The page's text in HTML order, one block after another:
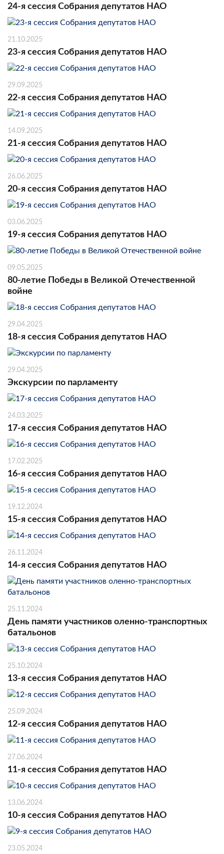
24-я сессия Собрания депутатов НАО
21.10.2025
23-я сессия Собрания депутатов НАО
29.09.2025
22-я сессия Собрания депутатов НАО
14.09.2025
21-я сессия Собрания депутатов НАО
26.06.2025
20-я сессия Собрания депутатов НАО
03.06.2025
19-я сессия Собрания депутатов НАО
09.05.2025
80-летие Победы в Великой Отечественной
войне
29.04.2025
18-я сессия Собрания депутатов НАО
29.04.2025
Экскурсии по парламенту
24.03.2025
17-я сессия Собрания депутатов НАО
17.02.2025
16-я сессия Собрания депутатов НАО
19.12.2024
15-я сессия Собрания депутатов НАО
26.11.2024
14-я сессия Собрания депутатов НАО
25.11.2024
День памяти участников оленно-транспортных
батальонов
25.10.2024
13-я сессия Собрания депутатов НАО
25.09.2024
12-я сессия Собрания депутатов НАО
27.06.2024
11-я сессия Собрания депутатов НАО
13.06.2024
10-я сессия Собрания депутатов НАО
23.05.2024